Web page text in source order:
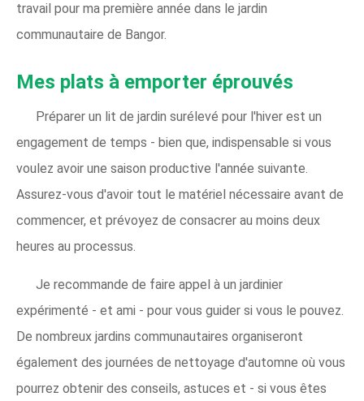
travail pour ma première année dans le jardin
communautaire de Bangor.
Mes plats à emporter éprouvés
Préparer un lit de jardin surélevé pour l'hiver est un
engagement de temps - bien que, indispensable si vous
voulez avoir une saison productive l'année suivante.
Assurez-vous d'avoir tout le matériel nécessaire avant de
commencer, et prévoyez de consacrer au moins deux
heures au processus.
Je recommande de faire appel à un jardinier
expérimenté - et ami - pour vous guider si vous le pouvez.
De nombreux jardins communautaires organiseront
également des journées de nettoyage d'automne où vous
pourrez obtenir des conseils, astuces et - si vous êtes